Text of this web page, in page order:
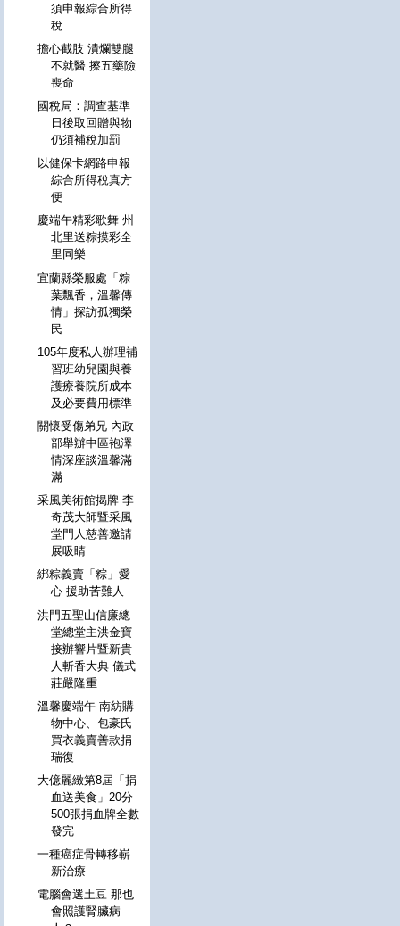
須申報綜合所得
稅
擔心截肢 潰爛雙腿
不就醫 擦五藥險
喪命
國稅局：調查基準
日後取回贈與物
仍須補稅加罰
以健保卡網路申報
綜合所得稅真方
便
慶端午精彩歌舞 州
北里送粽摸彩全
里同樂
宜蘭縣榮服處「粽
葉飄香，溫馨傳
情」探訪孤獨榮
民
105年度私人辦理補
習班幼兒園與養
護療養院所成本
及必要費用標準
關懷受傷弟兄 內政
部舉辦中區袍澤
情深座談溫馨滿
滿
采風美術館揭牌 李
奇茂大師暨采風
堂門人慈善邀請
展吸睛
綁粽義賣「粽」愛
心 援助苦難人
洪門五聖山信廉總
堂總堂主洪金寶
接辦響片暨新貴
人斬香大典 儀式
莊嚴隆重
溫馨慶端午 南紡購
物中心、包豪氏
買衣義賣善款捐
瑞復
大億麗緻第8屆「捐
血送美食」20分
500張捐血牌全數
發完
一種癌症骨轉移嶄
新治療
電腦會選土豆 那也
會照護腎臟病